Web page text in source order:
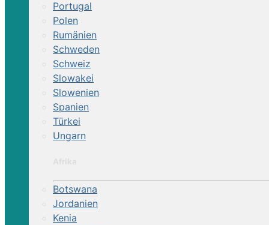
Portugal
Polen
Rumänien
Schweden
Schweiz
Slowakei
Slowenien
Spanien
Türkei
Ungarn
Botswana
Jordanien
Kenia